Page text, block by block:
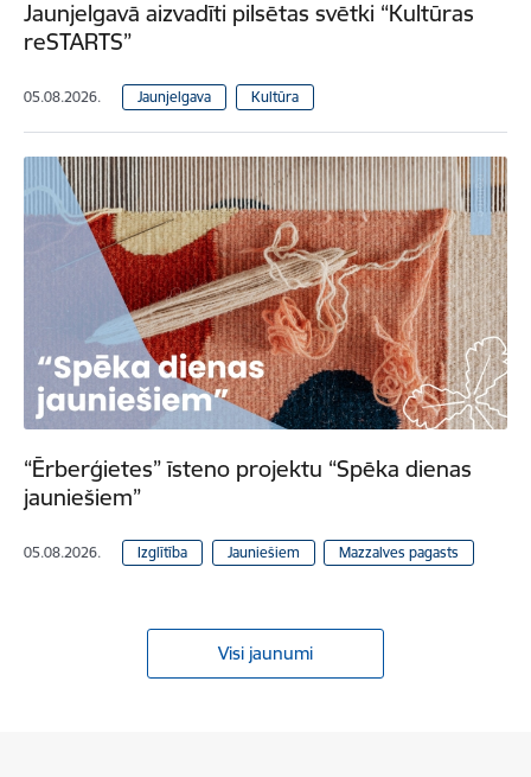
Jaunjelgavā aizvadīti pilsētas svētki “Kultūras
reSTARTS”
05.08.2026. Jaunjelgava Kultūra
“Ērberģietes” īsteno projektu “Spēka dienas
jauniešiem”
05.08.2026. Izglītība Jauniešiem Mazzalves pagasts
Visi jaunumi